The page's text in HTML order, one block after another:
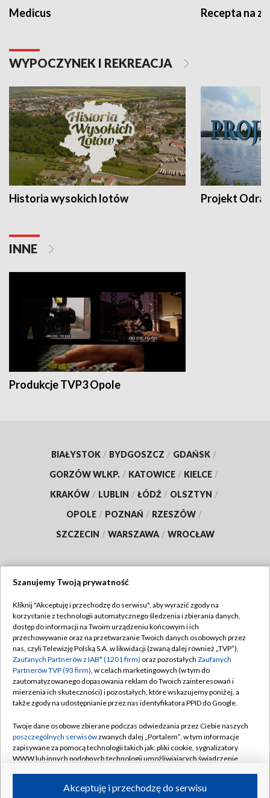
Medicus Recepta na
WYPOCZYNEK I REKREACJA
Historia wysokich lotów Projekt Odra
INNE
Produkcje TVP3 Opole
BIAŁYSTOK / BYDGOSZCZ / GDAŃSK /
GORZÓW WLKP. / KATOWICE / KIELCE /
KRAKÓW / LUBLIN / ŁÓDŹ / OLSZTYN /
OPOLE / POZNAŃ / RZESZÓW /
SZCZECIN / WARSZAWA / WROCŁAW
TVP
Abonament TVP
Emisja w TVP
Centrum informacji TVP
Naziemna Telewizja Cyfrowa
Rada Programowa
System NOS
Informacje o nadawcy
Program dla prasy
Regulamin TVP
Polityka prywatności
Moje zgody
Pomoc
Kontakt
Kanały
Szanujemy Twoją prywatność
Kliknij "Akceptuję i przechodzę do serwisu", aby wyrazić zgody na
korzystanie z technologii automatycznego śledzenia i zbierania danych,
dostęp do informacji na Twoim urządzeniu końcowym i ich
przechowywanie oraz na przetwarzanie Twoich danych osobowych przez
nas, czyli Telewizję Polską S.A. w likwidacji (zwaną dalej również „TVP”),
Zaufanych Partnerów z IAB* (1201 firm) oraz pozostałych Zaufanych
Partnerów TVP (93 firm), w celach marketingowych (w tym do
zautomatyzowanego dopasowania reklam do Twoich zainteresowań i
mierzenia ich skuteczności) i pozostałych, które wskazujemy poniżej, a
także zgody na udostępnianie przez nas identyfikatora PPID do Google.
Twoje dane osobowe zbierane podczas odwiedzania przez Ciebie naszych
poszczególnych serwisówzwanych dalej „Portalem”, w tym informacje
zapisywane za pomocą technologii takich jak: pliki cookie, sygnalizatory
WWW lub innych podobnych technologii umożliwiających świadczenie
ruchu w Internecie.Akceptuję i przechodzę do serwisu